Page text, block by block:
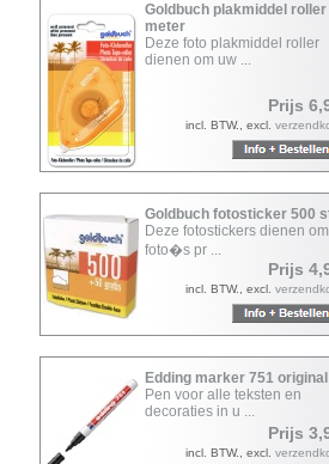
Goldbuch plakmiddel roller
meter
Deze foto plakmiddel roller
dienen om uw ...
Prijs
incl. BTW., excl.
Goldbuch fotosticker 500
Deze fotostickers dienen
foto�s pr ...
Prijs
incl. BTW., excl.
Edding marker 751 original
Pen voor alle teksten en
decoraties in u ...
Prijs
incl. BTW., excl.